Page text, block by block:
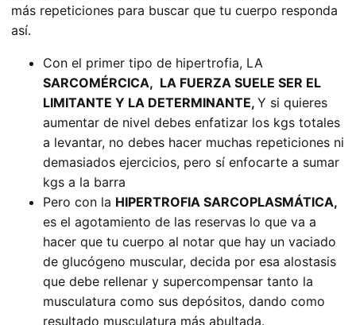
más repeticiones para buscar que tu cuerpo responda
así.
Con el primer tipo de hipertrofia, LA
SARCOMÉRCICA, LA FUERZA SUELE SER EL
LIMITANTE Y LA DETERMINANTE, Y si quieres
aumentar de nivel debes enfatizar los kgs totales
a levantar, no debes hacer muchas repeticiones ni
demasiados ejercicios, pero sí enfocarte a sumar
kgs a la barra
Pero con la HIPERTROFIA SARCOPLASMÁTICA,
es el agotamiento de las reservas lo que va a
hacer que tu cuerpo al notar que hay un vaciado
de glucógeno muscular, decida por esa alostasis
que debe rellenar y supercompensar tanto la
musculatura como sus depósitos, dando como
resultado musculatura más abultada.